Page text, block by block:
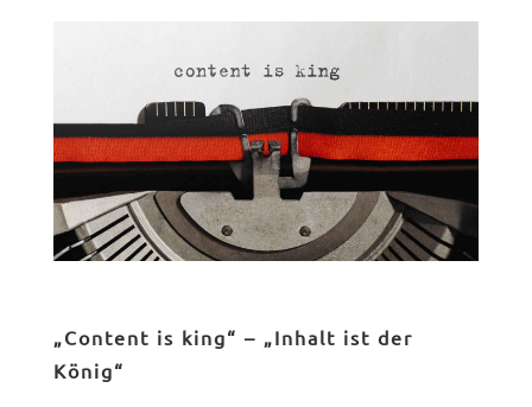
„Content is king“ – „Inhalt ist der
König“